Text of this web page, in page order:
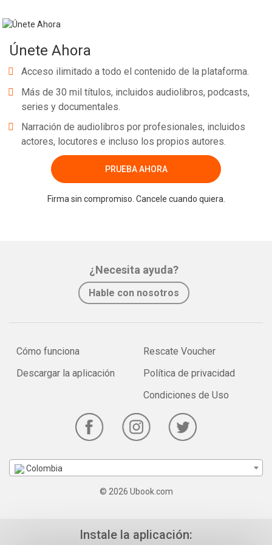
Únete Ahora
Acceso ilimitado a todo el contenido de la plataforma.
Más de 30 mil títulos, incluidos audiolibros, podcasts,
series y documentales.
Narración de audiolibros por profesionales, incluidos
actores, locutores e incluso los propios autores.
PRUEBA AHORA
Firma sin compromiso. Cancele cuando quiera.
¿Necesita ayuda?
Hable con nosotros
Cómo funciona
Descargar la aplicación
Rescate Voucher
Política de privacidad
Condiciones de Uso
Colombia
© 2026 Ubook.com
Instale la aplicación: